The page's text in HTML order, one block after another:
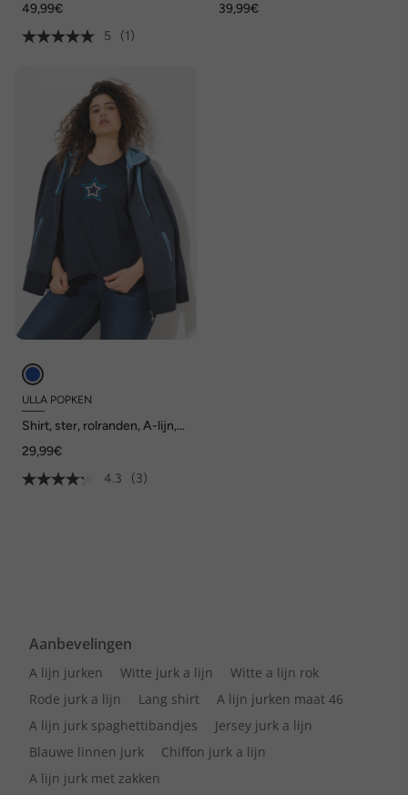
puntzoom
49,99€
5
(1)
39,99€
ULLA POPKEN
Shirt, ster, rolranden, A-lijn,
29,99€
4.3
(3)
Aanbevelingen
A lijn jurken Witte jurk a lijn
Witte a lijn rok
Rode jurk a lijn
Lang shirt
A lijn jurken maat 46
A lijn jurk spaghettibandjes
Jersey jurk a lijn
Blauwe linnen jurk
Chiffon jurk a lijn
A lijn jurk met zakken